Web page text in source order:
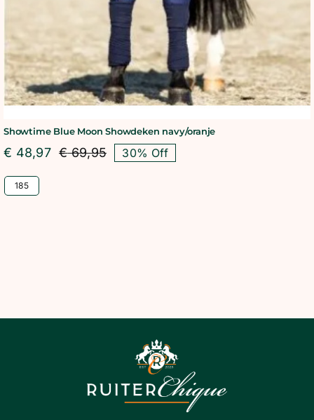
Showtime Blue Moon Showdeken navy/oranje
€69,95Oorspronkelijke
€ 48,97
Huidige
30% Off
185